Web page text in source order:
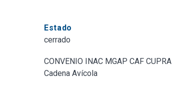
Estado
cerrado
CONVENIO INAC MGAP CAF CUPRA
Cadena Avícola